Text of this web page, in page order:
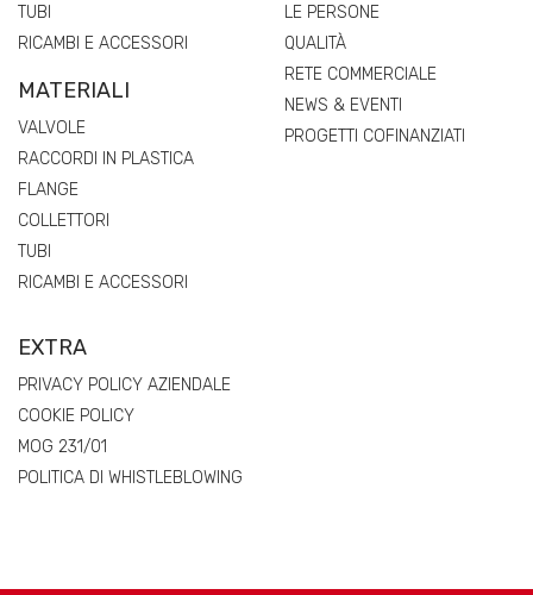
TUBI
RICAMBI E ACCESSORI
MATERIALI
VALVOLE
RACCORDI IN PLASTICA
FLANGE
COLLETTORI
TUBI
RICAMBI E ACCESSORI
LE PERSONE
QUALITÀ
RETE COMMERCIALE
NEWS & EVENTI
PROGETTI COFINANZIATI
EXTRA
PRIVACY POLICY AZIENDALE
COOKIE POLICY
MOG 231/01
POLITICA DI WHISTLEBLOWING